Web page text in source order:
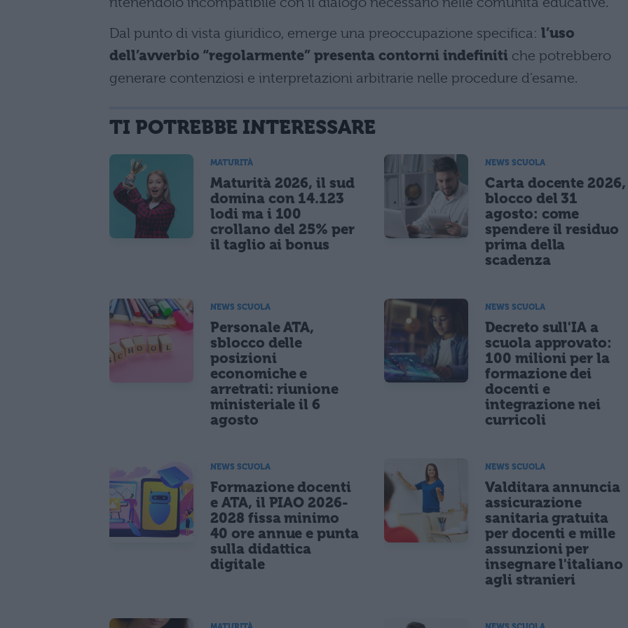
Dal punto di vista giuridico, emerge una preoccupazione specifica: l’uso
dell’avverbio “regolarmente” presenta contorni indefiniti che potrebbero
generare contenziosi e interpretazioni arbitrarie nelle procedure d’esame.
TI POTREBBE INTERESSARE
MATURITÀ
Maturità 2026, il sud
domina con 14.123
lodi ma i 100
crollano del 25% per
il taglio ai bonus
NEWS SCUOLA
Carta docente 2026,
blocco del 31
agosto: come
spendere il residuo
prima della
scadenza
NEWS SCUOLA
Personale ATA,
sblocco delle
posizioni
economiche e
arretrati: riunione
ministeriale il 6
agosto
NEWS SCUOLA
Decreto sull'IA a
scuola approvato:
100 milioni per la
formazione dei
docenti e
integrazione nei
curricoli
NEWS SCUOLA
Formazione docenti
e ATA, il PIAO 2026-
2028 fissa minimo
40 ore annue e punta
sulla didattica
digitale
NEWS SCUOLA
Valditara annuncia
assicurazione
sanitaria gratuita
per docenti e mille
assunzioni per
insegnare l'italiano
agli stranieri